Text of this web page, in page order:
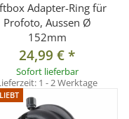
Adapter-Ring für
Profoto, Aussen Ø
152mm
24,99 €*
Sofort lieferbar
1 - 2 Werktage